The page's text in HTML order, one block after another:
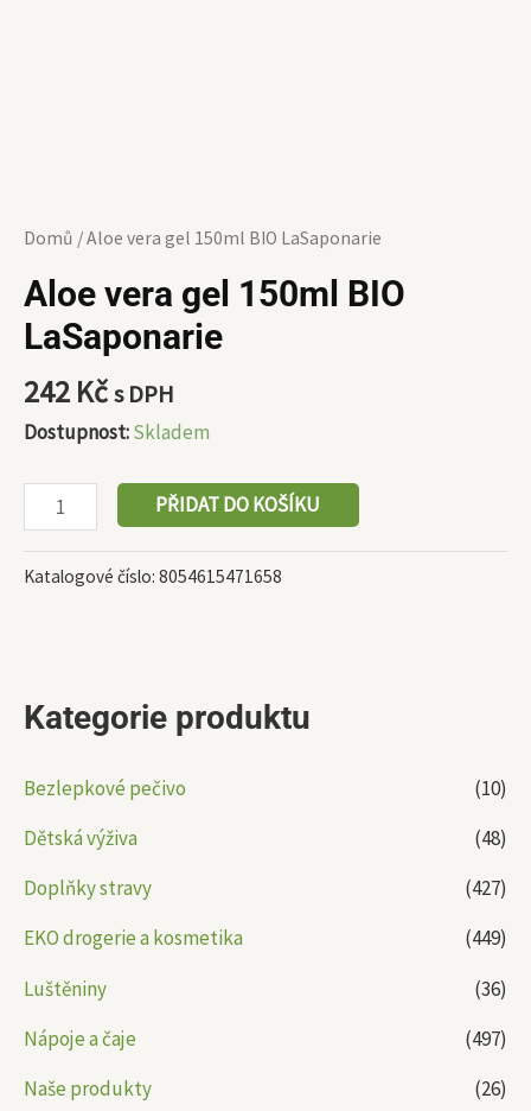
Kategorie produktu
Bezlepkové pečivo
(10)
Dětská výživa
(48)
Doplňky stravy
(427)
EKO drogerie a kosmetika
(449)
Luštěniny
(36)
Nápoje a čaje
(497)
Naše produkty
(26)
Domů / Aloe vera gel 150ml BIO LaSaponarie
Aloe vera gel 150ml BIO
LaSaponarie
242 Kčs DPH
Dostupnost:Skladem
PŘIDAT DO KOŠÍKU
Katalogové číslo: 8054615471658